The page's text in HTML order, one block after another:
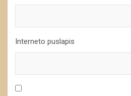
Interneto puslapis